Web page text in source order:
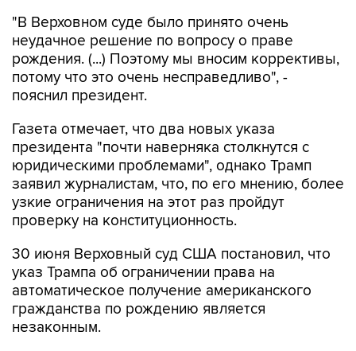
"В Верховном суде было принято очень
неудачное решение по вопросу о праве
рождения. (...) Поэтому мы вносим коррективы,
потому что это очень несправедливо", -
пояснил президент.
Газета отмечает, что два новых указа
президента "почти наверняка столкнутся с
юридическими проблемами", однако Трамп
заявил журналистам, что, по его мнению, более
узкие ограничения на этот раз пройдут
проверку на конституционность.
30 июня Верховный суд США постановил, что
указ Трампа об ограничении права на
автоматическое получение американского
гражданства по рождению является
незаконным.